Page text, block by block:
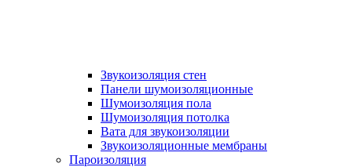
Звукоизоляция стен
Панели шумоизоляционные
Шумоизоляция пола
Шумоизоляция потолка
Вата для звукоизоляции
Звукоизоляционные мембраны
Пароизоляция